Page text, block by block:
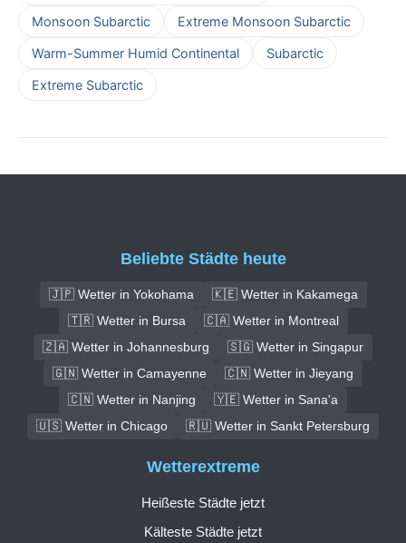
Monsoon Subarctic Extreme Monsoon Subarctic
Warm-Summer Humid Continental Subarctic
Extreme Subarctic
Beliebte Städte heute
🇯🇵 Wetter in Yokohama
🇰🇪 Wetter in Kakamega
🇹🇷 Wetter in Bursa
🇨🇦 Wetter in Montreal
🇿🇦 Wetter in Johannesburg
🇸🇬 Wetter in Singapur
🇬🇳 Wetter in Camayenne
🇨🇳 Wetter in Jieyang
🇨🇳 Wetter in Nanjing
🇾🇪 Wetter in Sana'a
🇺🇸 Wetter in Chicago
🇷🇺 Wetter in Sankt Petersburg
Wetterextreme
Heißeste Städte jetzt
Kälteste Städte jetzt